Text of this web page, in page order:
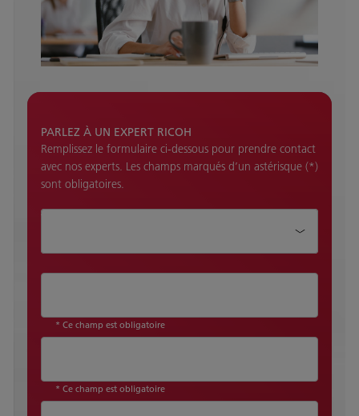
PARLEZ À UN EXPERT RICOH
Remplissez le formulaire ci-dessous pour prendre contact
avec nos experts. Les champs marqués d’un astérisque (*)
sont obligatoires.
* Ce champ est obligatoire
* Ce champ est obligatoire